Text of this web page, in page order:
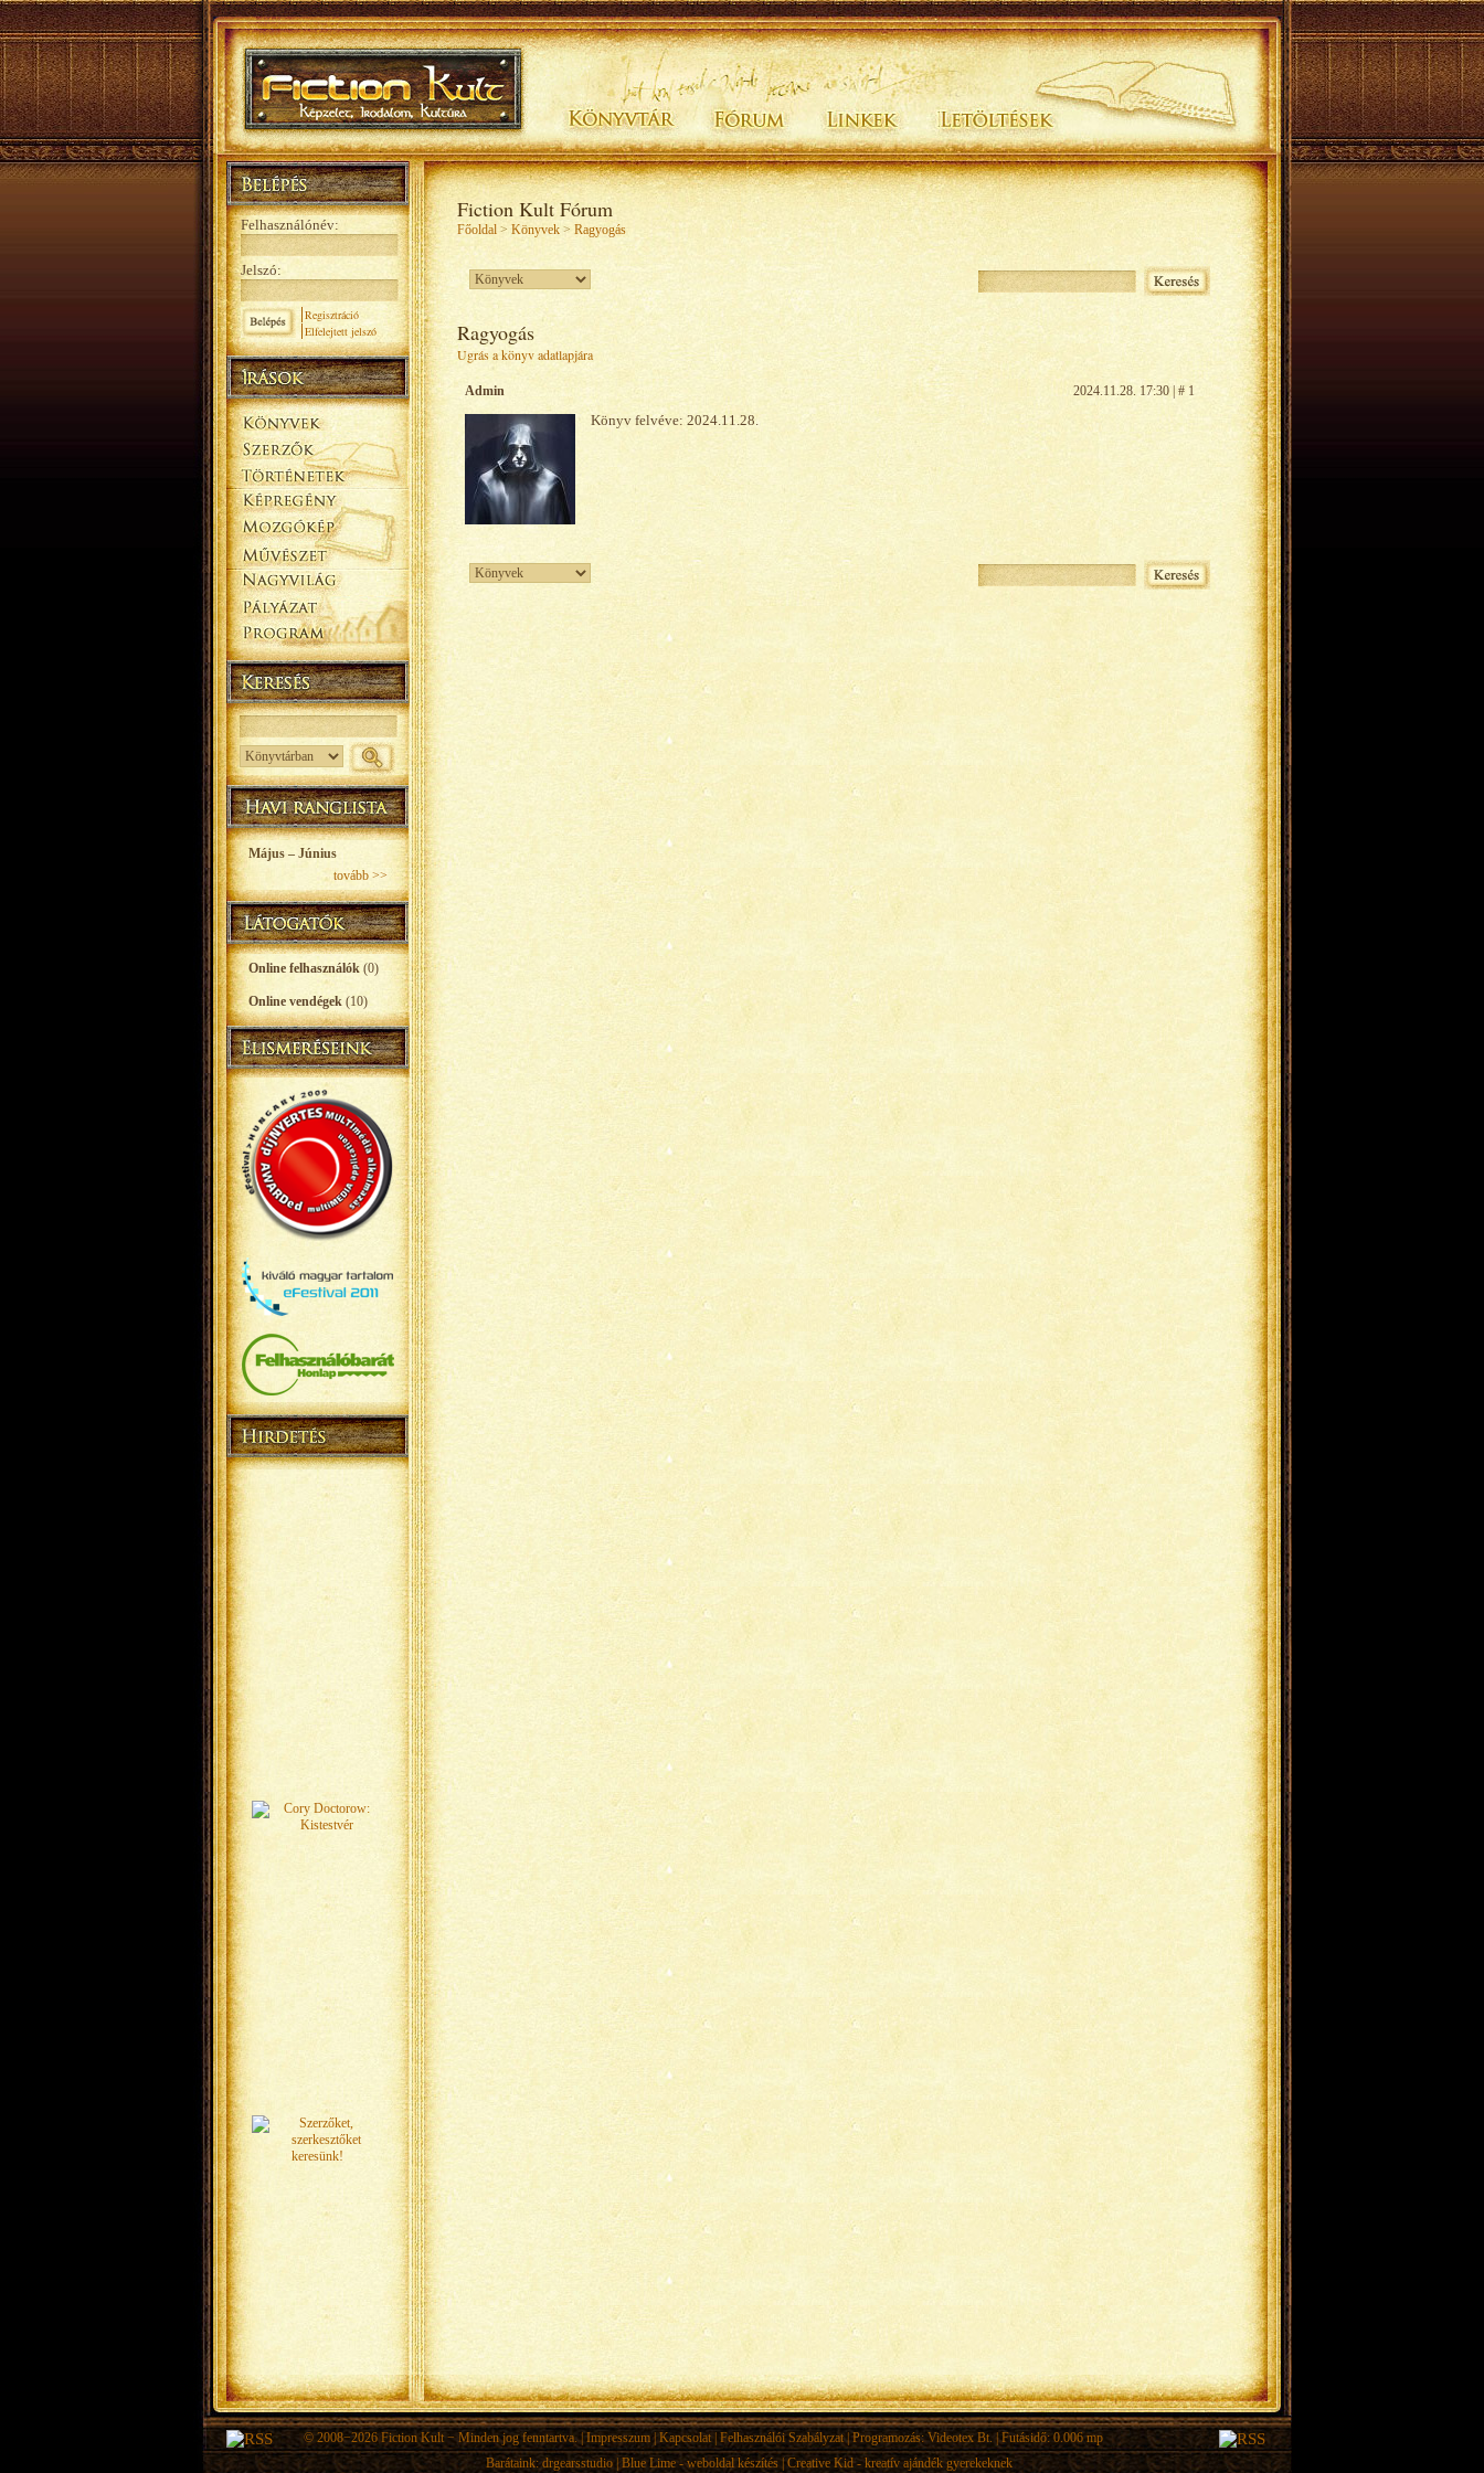
Felhasználónév:
Jelszó:
Regisztráció
Elfelejtett jelszó
Május – Június
tovább >>
Online felhasználók (0)
Online vendégek(10)
Fiction Kult Fórum
Főoldal> Könyvek> Ragyogás
Ragyogás
Ugrás a könyv adatlapjára
Admin 2024.11.28. 17:30 | # 1
Könyv felvéve: 2024.11.28.
© 2008−2026 Fiction Kult− Minden jog fenntartva. | Impresszum| Kapcsolat| Felhasználói Szabályzat| Programozás:Videotex Bt. | Futásidő: 0.006 mp
Barátaink:drgearsstudio| Blue Lime - weboldal készítés|Creative Kid - kreatív ajándék gyerekeknek